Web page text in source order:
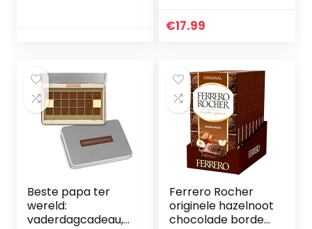
g – doos met 24
€17.99
Beste papa ter
wereld:
vaderdagcadeau,
Ferrero Rocher
originele hazelnoot
chocolade borden